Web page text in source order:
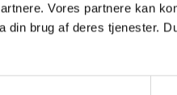
Vores partnere kan
din brug af deres tjenester.